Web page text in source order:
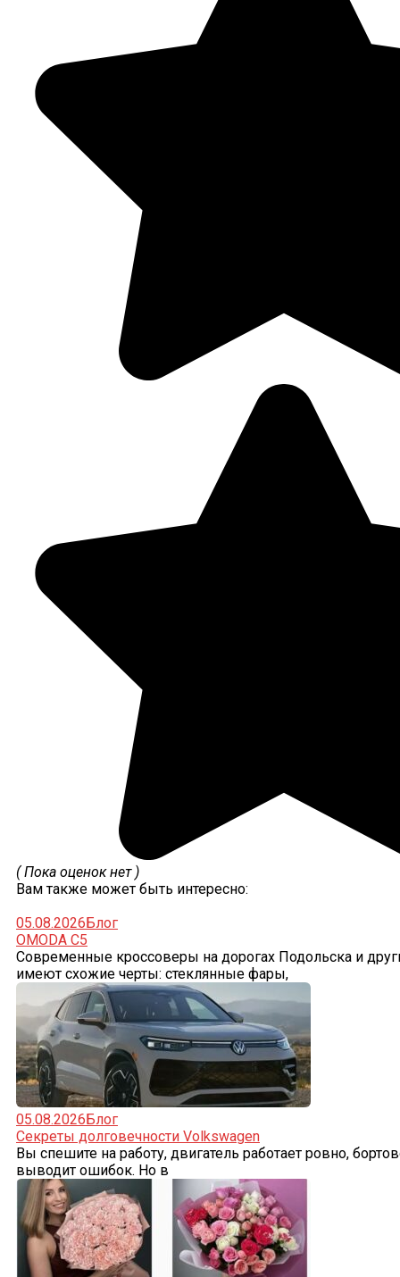
( Пока оценок нет )
Вам также может быть интересно:
05.08.2026 Блог
OMODA C5
Современные кроссоверы на дорогах Подольска и
имеют схожие черты: стеклянные фары,
05.08.2026 Блог
Секреты долговечности Volkswagen
Вы спешите на работу, двигатель работает ровно,
выводит ошибок. Но в